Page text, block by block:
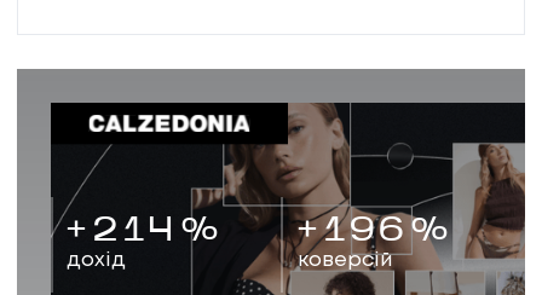
+ 214 %
дохід
+196 %
коверсій